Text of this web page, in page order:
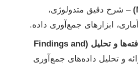
– شرح دقیق متدولوژی،
ابزارهای جمع‌آوری داده.
فصل چهارم: یافته‌ها و تحلیل (Findings and
و تحلیل داده‌های جمع‌آوری